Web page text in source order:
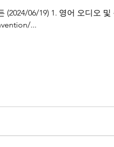
06/19) 1. 영어 오디오 및
...